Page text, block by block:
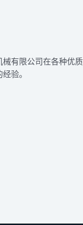
有限公司在各种优
验。